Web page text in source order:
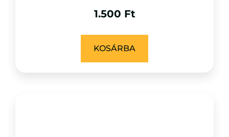
1.500 Ft
KOSÁRBA